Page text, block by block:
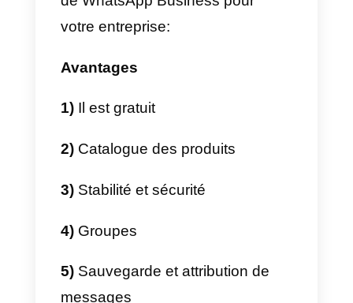
cette application, elle n’est pas
pas destinée aux équipes de
vente ou aux centres d’appels.
Pourquoi chercher une
alternative à WhatsApp
Business?